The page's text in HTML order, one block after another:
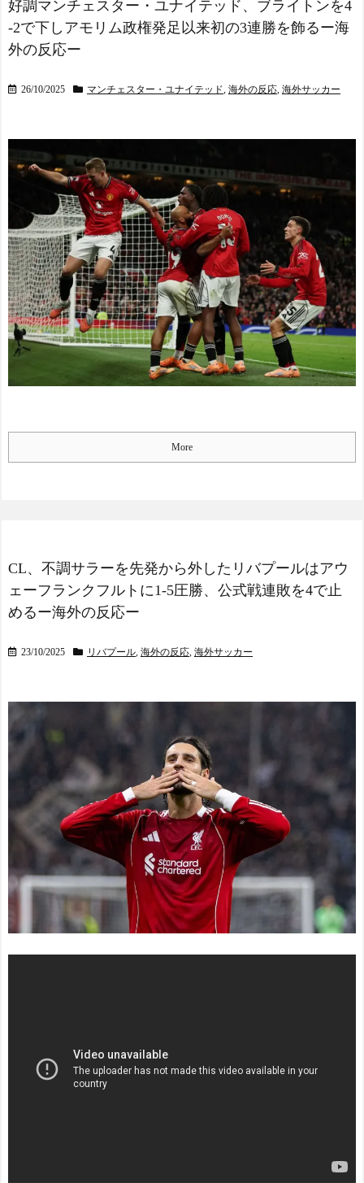
好調マンチェスター・ユナイテッド、ブライトンを4
-2で下しアモリム政権発足以来初の3連勝を飾るー海
外の反応ー
26/10/2025 マンチェスター・ユナイテッド, 海外の反応, 海外サッカー
More
CL、不調サラーを先発から外したリバプールはアウ
ェーフランクフルトに1-5圧勝、公式戦連敗を4で止
めるー海外の反応ー
23/10/2025 リバプール 海外の反応 海外サッカー